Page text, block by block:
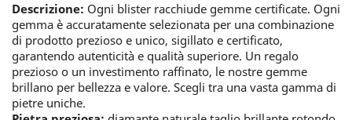
Descrizione: Ogni blister racchiude gemme certificate. Ogni
gemma è accuratamente selezionata per una combinazione
di prodotto prezioso e unico, sigillato e certificato,
garantendo autenticità e qualità superiore. Un regalo
prezioso o un investimento raffinato, le nostre gemme
brillano per bellezza e valore. Scegli tra una vasta gamma di
pietre uniche.